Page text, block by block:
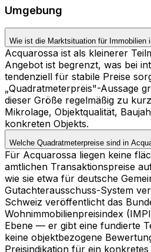
Umgebung
Wie ist die Marktsituation für Immobilien
Acquarossa ist als kleinerer
Angebot ist begrenzt, was bei
tendenziell für stabile Preise
„Quadratmeterpreis"-Aussage
dieser Größe regelmäßig zu
Mikrolage, Objektqualität,
konkreten Objekts.
Welche Quadratmeterpreise sind in
Für Acquarossa liegen keine
amtlichen Transaktionspreise
wie sie etwa für deutsche
Gutachterausschuss-System
Schweiz veröffentlicht das
Wohnimmobilienpreisindex
Ebene — er gibt eine fundierte
keine objektbezogene
Preisindikation für ein